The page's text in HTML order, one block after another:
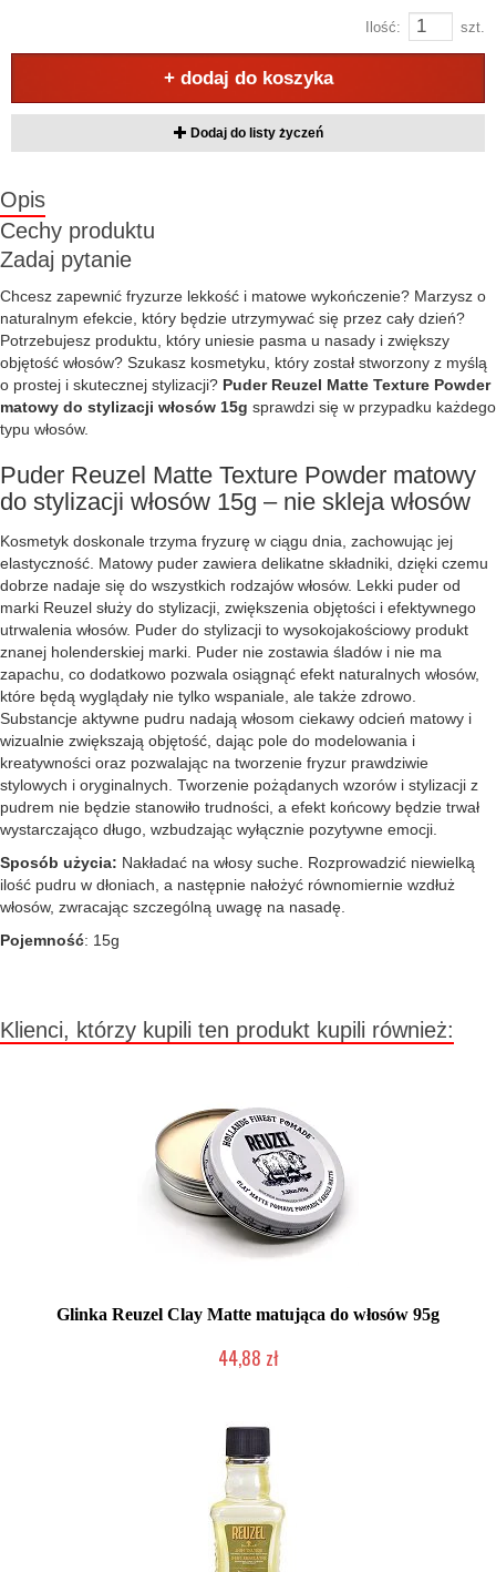
Ilość: szt.
+ dodaj do koszyka
Dodaj do listy życzeń
Opis
Cechy produktu
Zadaj pytanie
Chcesz zapewnić fryzurze lekkość i matowe wykończenie? Marzysz o
naturalnym efekcie, który będzie utrzymywać się przez cały dzień?
Potrzebujesz produktu, który uniesie pasma u nasady i zwiększy
objętość włosów? Szukasz kosmetyku, który został stworzony z myślą
o prostej i skutecznej stylizacji? Puder Reuzel Matte Texture Powder
matowy do stylizacji włosów 15g sprawdzi się w przypadku każdego
typu włosów.
Puder Reuzel Matte Texture Powder matowy
do stylizacji włosów 15g – nie skleja włosów
Kosmetyk doskonale trzyma fryzurę w ciągu dnia, zachowując jej
elastyczność. Matowy puder zawiera delikatne składniki, dzięki czemu
dobrze nadaje się do wszystkich rodzajów włosów. Lekki puder od
marki Reuzel służy do stylizacji, zwiększenia objętości i efektywnego
utrwalenia włosów. Puder do stylizacji to wysokojakościowy produkt
znanej holenderskiej marki. Puder nie zostawia śladów i nie ma
zapachu, co dodatkowo pozwala osiągnąć efekt naturalnych włosów,
które będą wyglądały nie tylko wspaniale, ale także zdrowo.
Substancje aktywne pudru nadają włosom ciekawy odcień matowy i
wizualnie zwiększają objętość, dając pole do modelowania i
kreatywności oraz pozwalając na tworzenie fryzur prawdziwie
stylowych i oryginalnych. Tworzenie pożądanych wzorów i stylizacji z
pudrem nie będzie stanowiło trudności, a efekt końcowy będzie trwał
wystarczająco długo, wzbudzając wyłącznie pozytywne emocji.
Sposób użycia: Nakładać na włosy suche. Rozprowadzić niewielką
ilość pudru w dłoniach, a następnie nałożyć równomiernie wzdłuż
włosów, zwracając szczególną uwagę na nasadę.
Pojemność: 15g
Klienci, którzy kupili ten produkt kupili również:
Glinka Reuzel Clay Matte matująca do włosów 95g
44,88 zł